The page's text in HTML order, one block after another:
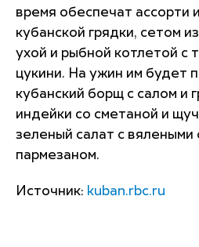
время обеспечат ассорти
кубанской грядки, сетом
ухой и рыбной котлетой с
цукини. На ужин им будет
кубанский борщ с салом и
индейки со сметаной и
зеленый салат с вялеными
пармезаном.
Источник: kuban.rbc.ru